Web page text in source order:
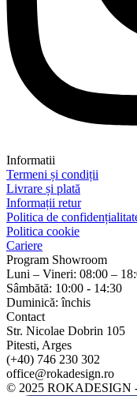
Informatii
Termeni și condiții
Livrare și plată
Informații retur
Politica de
Politica cookie
Cariere
Program Showroom
Luni – Vineri: 08:00 –
Sâmbătă: 10:00 - 14:30
Duminică: închis
Contact
Str. Nicolae Dobrin 105
Pitesti, Arges
(+40) 746 230 302
office@rokadesign.ro
© 2025 ROKADESIGN -